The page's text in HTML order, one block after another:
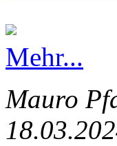
Mehr...
Mauro